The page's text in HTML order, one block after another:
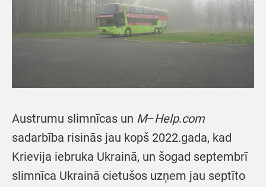
Austrumu slimnīcas un M–Help.com
sadarbība risinās jau kopš 2022.gada, kad
Krievija iebruka Ukrainā, un šogad septembrī
slimnīca Ukrainā cietušos uzņem jau septīto